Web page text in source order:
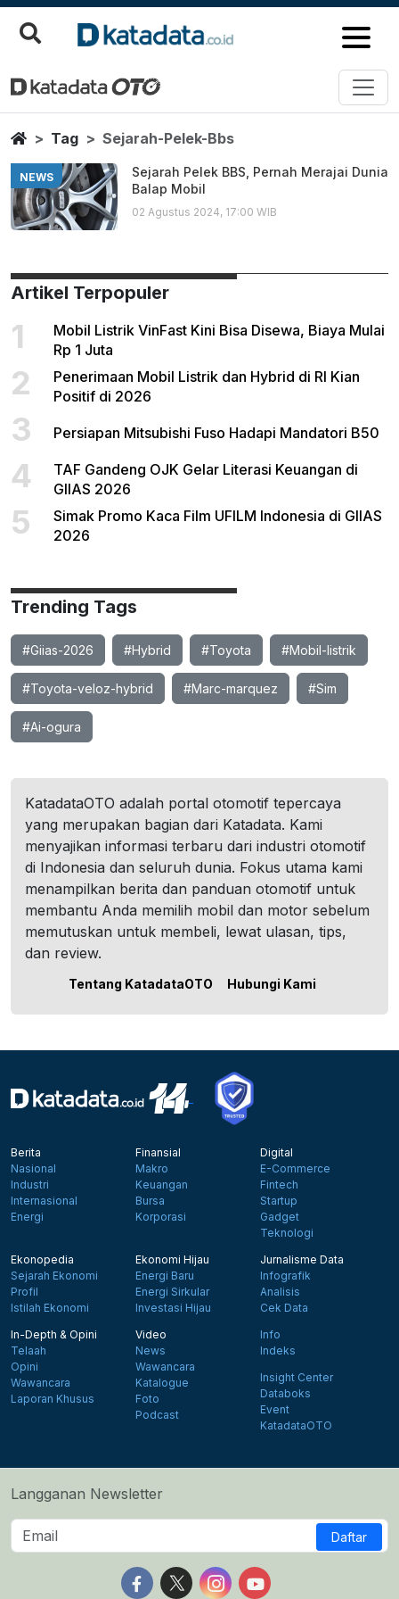
Sejarah Pelek Bbs
Berita Terbaru
HomeTag Sejarah-Pelek-Bbs
NEWS
Sejarah Pelek BBS, Pernah Merajai Dunia
Balap Mobil
02 Agustus 2024, 17:00 WIB
Artikel Terpopuler
1
Mobil Listrik VinFast Kini Bisa Disewa, Biaya Mulai
Rp 1 Juta
2
Penerimaan Mobil Listrik dan Hybrid di RI Kian
Positif di 2026
3 Persiapan Mitsubishi Fuso Hadapi Mandatori B50
4
TAF Gandeng OJK Gelar Literasi Keuangan di
GIIAS 2026
5
Simak Promo Kaca Film UFILM Indonesia di GIIAS
2026
Trending Tags
#Giias-2026 #Hybrid #Toyota #Mobil-listrik
#Toyota-veloz-hybrid #Marc-marquez #Sim
#Ai-ogura
KatadataOTO adalah portal otomotif tepercaya
yang merupakan bagian dari Katadata. Kami
menyajikan informasi terbaru dari industri otomotif
di Indonesia dan seluruh dunia. Fokus utama kami
menampilkan berita dan panduan otomotif untuk
membantu Anda memilih mobil dan motor sebelum
memutuskan untuk membeli, lewat ulasan, tips,
dan review.
Tentang KatadataOTO Hubungi Kami
Berita
Nasional
Industri
Internasional
Energi
Finansial
Makro
Keuangan
Bursa
Korporasi
Digital
E-Commerce
Fintech
Startup
Gadget
Teknologi
Ekonopedia
Sejarah Ekonomi
Profil
Istilah Ekonomi
Ekonomi Hijau
Energi Baru
Energi Sirkular
Investasi Hijau
Jurnalisme Data
Infografik
Analisis
Cek Data
In-Depth & Opini
Telaah
Opini
Wawancara
Laporan Khusus
Video
News
Wawancara
Katalogue
Foto
Podcast
Info
Indeks
Insight Center
Databoks
Event
KatadataOTO
Langganan Newsletter
Daftar
Follow us on Facebook
Follow us on X
Follow us on Instagram
Follow us on